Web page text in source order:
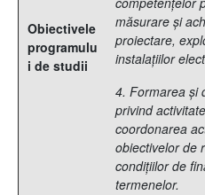
Obiectivele
programulu
i de studii
măsurare şi
proiectare,
instalaţiilor
4. Formarea şi
privind
coordonarea
obiectivelor de
condiţiilor de
termenelor.